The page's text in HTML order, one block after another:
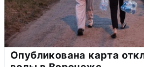
Опубликована карта